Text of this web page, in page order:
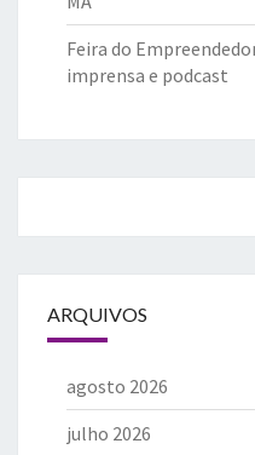
Feira do
imprensa e podcast
ARQUIVOS
agosto 2026
julho 2026